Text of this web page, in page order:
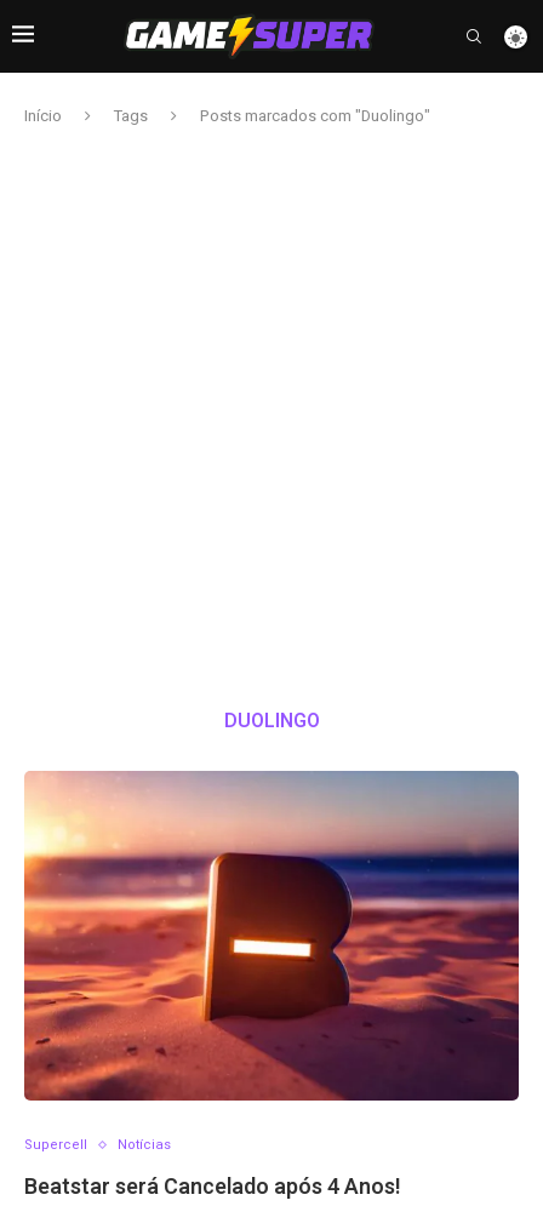
Início Tags Posts marcados com "Duolingo"
DUOLINGO
Supercell Notícias
Beatstar será Cancelado após 4 Anos!